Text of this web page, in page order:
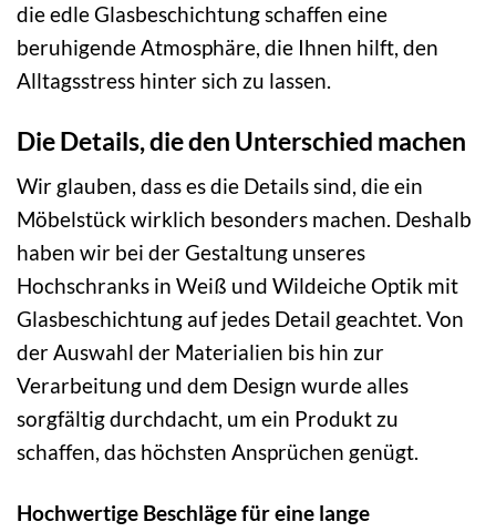
die edle Glasbeschichtung schaffen eine
beruhigende Atmosphäre, die Ihnen hilft, den
Alltagsstress hinter sich zu lassen.
Die Details, die den Unterschied machen
Wir glauben, dass es die Details sind, die ein
Möbelstück wirklich besonders machen. Deshalb
haben wir bei der Gestaltung unseres
Hochschranks in Weiß und Wildeiche Optik mit
Glasbeschichtung auf jedes Detail geachtet. Von
der Auswahl der Materialien bis hin zur
Verarbeitung und dem Design wurde alles
sorgfältig durchdacht, um ein Produkt zu
schaffen, das höchsten Ansprüchen genügt.
Hochwertige Beschläge für eine lange